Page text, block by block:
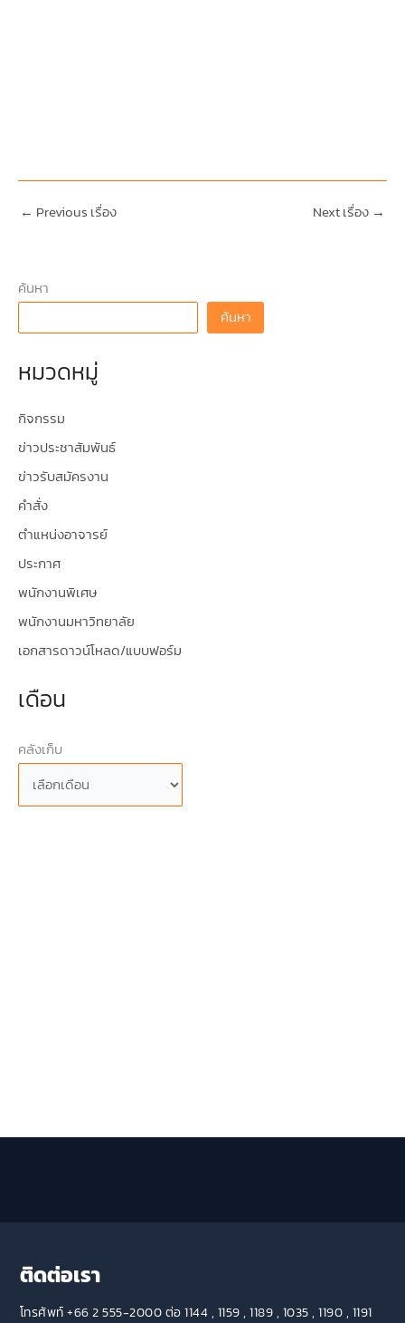
← Previous เรื่อง Next เรื่อง →
ค้นหา
ค้นหา
หมวดหมู่
กิจกรรม
ข่าวประชาสัมพันธ์
ข่าวรับสมัครงาน
คำสั่ง
ตำแหน่งอาจารย์
ประกาศ
พนักงานพิเศษ
พนักงานมหาวิทยาลัย
เอกสารดาวน์โหลด/แบบฟอร์ม
เดือน
คลังเก็บ
ติดต่อเรา
โทรศัพท์ +66 2 555-2000 ต่อ 1144 , 1159 , 1189 , 1035 , 1190 , 1191